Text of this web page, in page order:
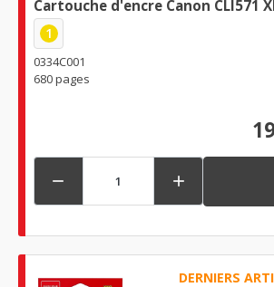
Cartouche d'encre Canon CLI571
1
0334C001
680 pages
 
DERNIERS